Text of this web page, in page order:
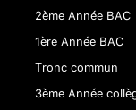
2ème Année BAC
1ère Année BAC
Tronc commun
3ème Année